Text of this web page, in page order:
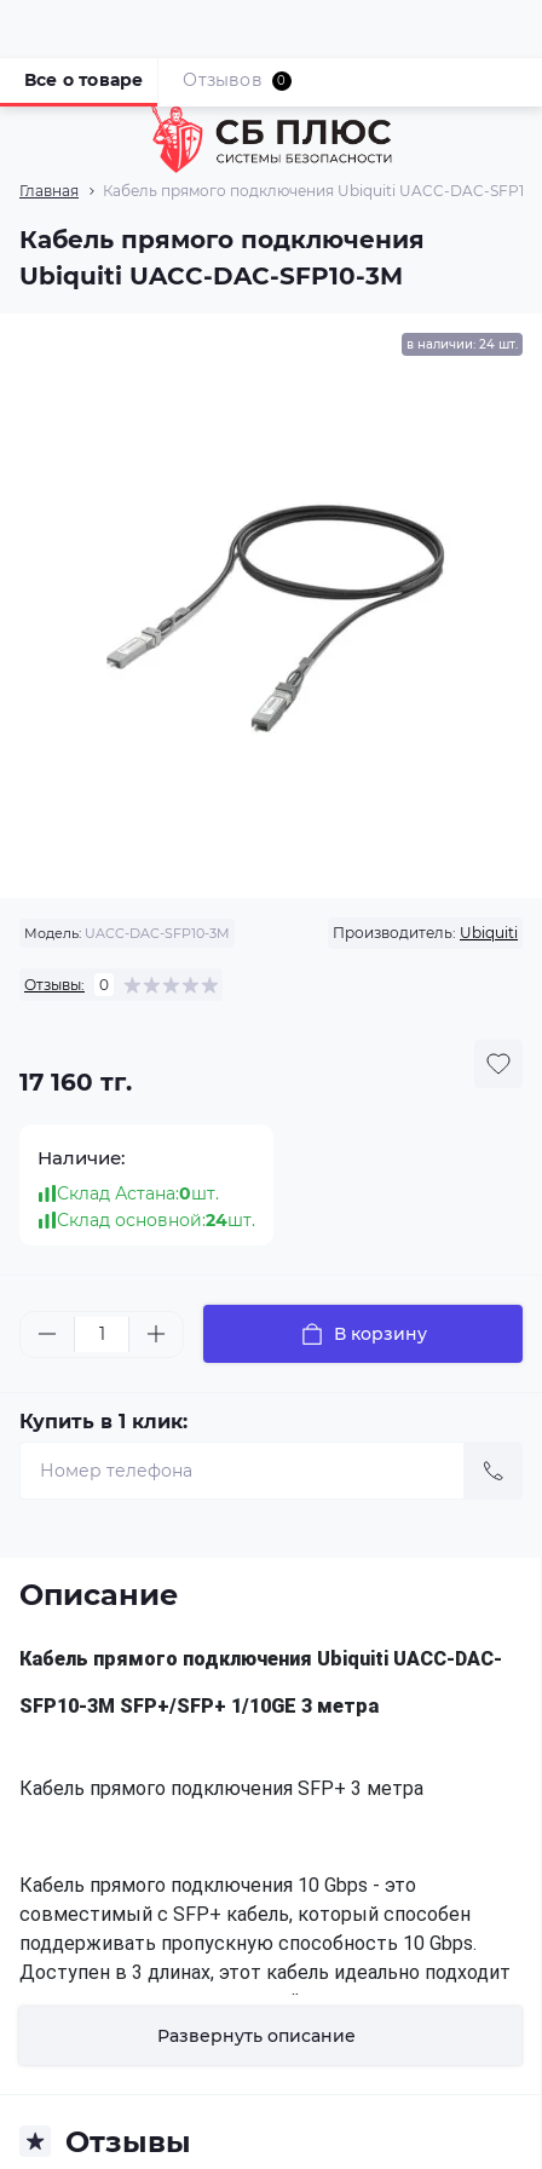
Главная Кабель прямого подключения Ubiquiti UACC-DAC-SFP10-
Кабель прямого подключения
Ubiquiti UACC-DAC-SFP10-3M
Все о товаре Отзывов 0
в наличии: 24 шт.
Модель: UACC-DAC-SFP10-3M Производитель: Ubiquiti
Отзывы: 0
17 160 тг.
Наличие:
Склад Астана:0шт.
Склад основной:24шт.
В корзину
Купить в 1 клик:
Описание
Кабель прямого подключения Ubiquiti UACC-DAC-
SFP10-3M SFP+/SFP+ 1/10GE 3 метра
Кабель прямого подключения SFP+ 3 метра
Кабель прямого подключения 10 Gbps - это
совместимый с SFP+ кабель, который способен
поддерживать пропускную способность 10 Gbps.
Доступен в 3 длинах, этот кабель идеально подходит
для создания коротких связей между
коммутаторами, которые обеспечивают скорость 10
Развернуть описание
Отзывы